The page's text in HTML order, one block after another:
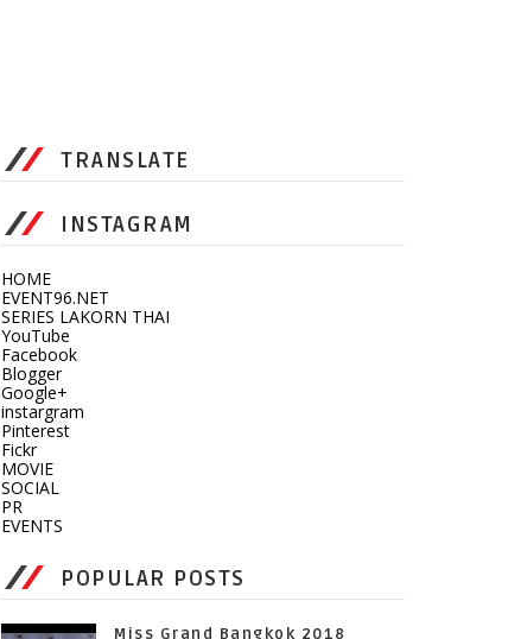
TRANSLATE
INSTAGRAM
HOME
EVENT96.NET
SERIES LAKORN THAI
YouTube
Facebook
Blogger
Google+
instargram
Pinterest
Fickr
MOVIE
SOCIAL
PR
EVENTS
POPULAR POSTS
Miss Grand Bangkok 2018